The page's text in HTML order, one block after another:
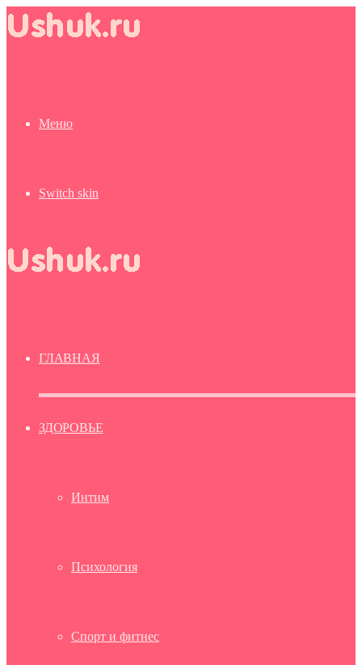
Меню
Switch skin
ГЛАВНАЯ
ЗДОРОВЬЕ
Интим
Психология
Спорт и фитнес